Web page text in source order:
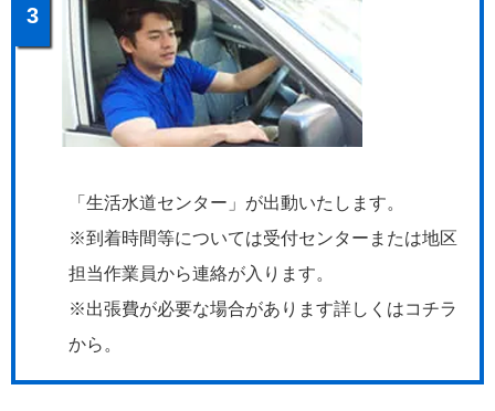
3
「生活水道センター」が出動いたします。
※到着時間等については受付センターまたは地区
担当作業員から連絡が入ります。
※出張費が必要な場合があります詳しくはコチラ
から。